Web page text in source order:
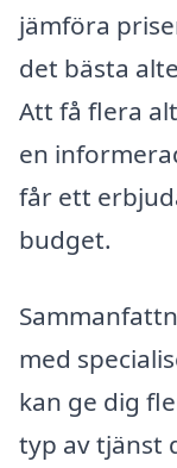
jämföra
det bästa
Att få flera
en
får ett
budget.
med
kan ge dig
typ av tjänst